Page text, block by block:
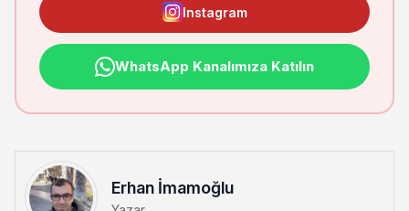
Instagram
WhatsApp Kanalımıza Katılın
Erhan İmamoğlu